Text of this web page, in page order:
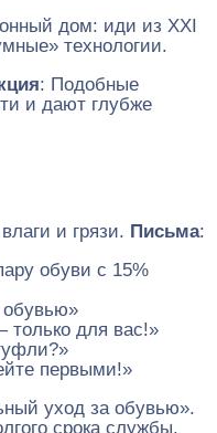
дом: иди из XXI
технологии.
: Подобные
и дают глубже
и грязи. Письма:
обуви с 15%
обувью»
для вас!»
первыми!»
уход за обувью».
срока службы.